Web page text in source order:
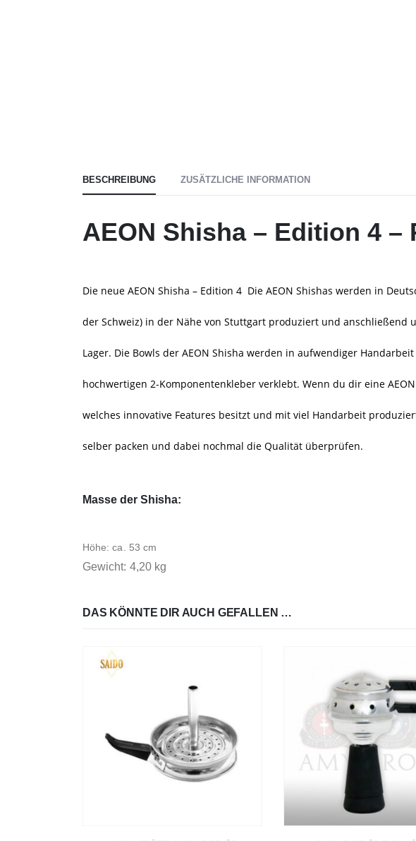
BESCHREIBUNG ZUSÄTZLICHE INFORMATION
AEON Shisha – Edition 4 –
Die neue AEON Shisha – Edition 4 Die AEON Shishas werden in
der Schweiz) in der Nähe von Stuttgart produziert und
Lager. Die Bowls der AEON Shisha werden in aufwendiger
hochwertigen 2-Komponentenkleber verklebt. Wenn du dir eine
welches innovative Features besitzt und mit viel Handarbeit
selber packen und dabei nochmal die Qualität überprüfen.
Masse der Shisha:
Höhe: ca. 53 cm
Gewicht: 4,20 kg
DAS KÖNNTE DIR AUCH GEFALLEN …